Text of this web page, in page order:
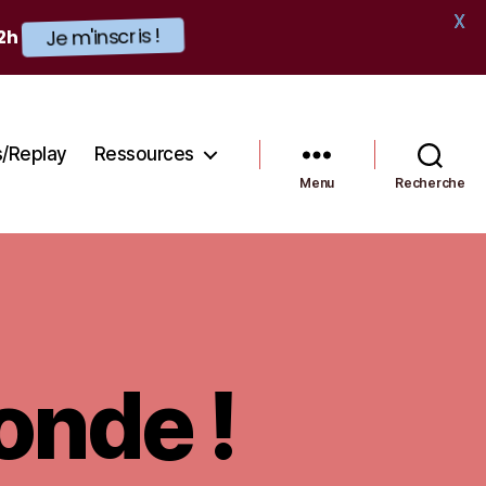
Replay Ressources
Menu Recherche
!
Je m'inscris !
X